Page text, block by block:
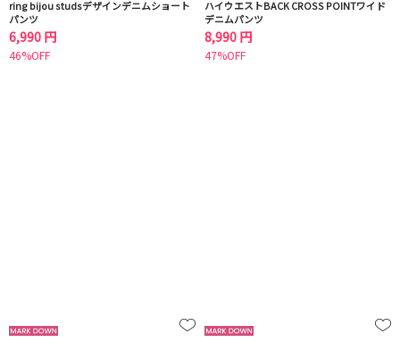
ring bijou studsデザインデニムショート
パンツ
6,990 円
46%OFF
ハイウエストBACK CROSS POINTワイド
デニムパンツ
8,990 円
47%OFF